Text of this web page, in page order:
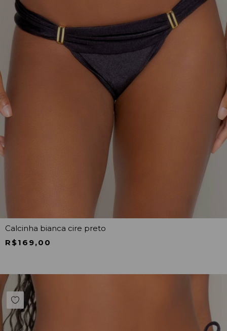
Calcinha bianca cire preto
R$169,00